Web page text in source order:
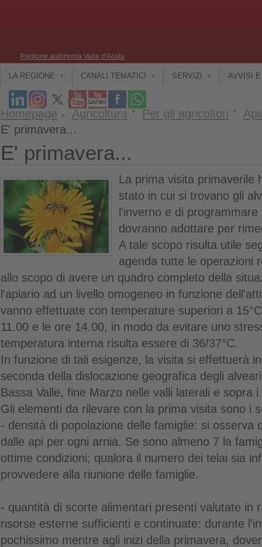
Regione autonoma Valle d'Aosta
LA REGIONE CANALI TEMATICI SERVIZI AVVISI
Homepage Agricoltura Per gli agricoltori
E' primavera...
E' primavera...
La prima visita primaverile
stato in cui si trovano gli
l'inverno e di
dovranno adottare per
A tale scopo risulta utile
agenda tutte le operazioni
allo scopo di avere un quadro completo della
l'apiario ad un livello omogeneo in funzione
vanno effettuate con temperature superiori a
11.00 e le ore 14.00, in modo da evitare uno
temperatura interna risulta essere di 36/37°C.
In funzione di tali esigenze, la visita si effettuerà
seconda della dislocazione geografica degli
Bassa Valle, fine Marzo nelle valli laterali e sopra
Gli elementi da rilevare con la prima visita sono i
- densità di popolazione delle famiglie: si osserva
dalle api per ogni arnia. Se sono almeno 7 la
ottime condizioni; qualora il numero dei telai sia
provvedere alla riunione delle famiglie.
- quantità di scorte alimentari presenti valutate in
risorse esterne sufficienti e continuate: durante
pochissimo mentre agli inizi della primavera,